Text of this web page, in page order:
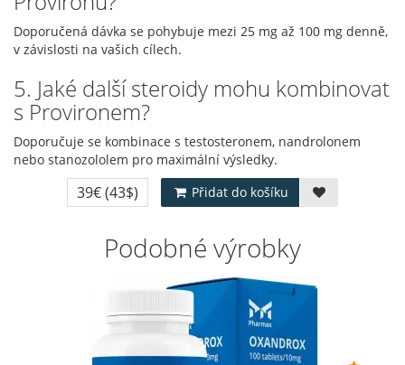
Doporučená dávka se pohybuje mezi 25 mg až 100 mg denně,
v závislosti na vašich cílech.
5. Jaké další steroidy mohu kombinovat
s Provironem?
Doporučuje se kombinace s testosteronem, nandrolonem
nebo stanozololem pro maximální výsledky.
39€(43$) Přidat do košíku
Podobné výrobky